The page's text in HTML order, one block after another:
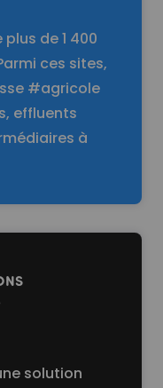
de 1 400
ces sites,
#agricole
effluents
à
solution